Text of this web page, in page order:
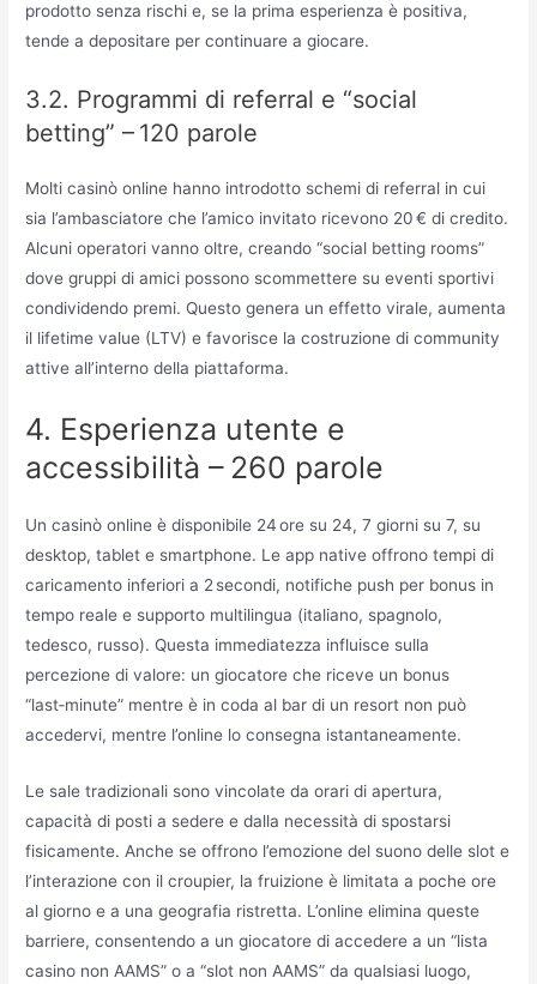
prodotto senza rischi e, se la prima esperienza è positiva,
tende a depositare per continuare a giocare.
3.2. Programmi di referral e “social
betting” – 120 parole
Molti casinò online hanno introdotto schemi di referral in cui
sia l’ambasciatore che l’amico invitato ricevono 20 € di credito.
Alcuni operatori vanno oltre, creando “social betting rooms”
dove gruppi di amici possono scommettere su eventi sportivi
condividendo premi. Questo genera un effetto virale, aumenta
il lifetime value (LTV) e favorisce la costruzione di community
attive all’interno della piattaforma.
4. Esperienza utente e
accessibilità – 260 parole
Un casinò online è disponibile 24 ore su 24, 7 giorni su 7, su
desktop, tablet e smartphone. Le app native offrono tempi di
caricamento inferiori a 2 secondi, notifiche push per bonus in
tempo reale e supporto multilingua (italiano, spagnolo,
tedesco, russo). Questa immediatezza influisce sulla
percezione di valore: un giocatore che riceve un bonus
“last‑minute” mentre è in coda al bar di un resort non può
accedervi, mentre l’online lo consegna istantaneamente.
Le sale tradizionali sono vincolate da orari di apertura,
capacità di posti a sedere e dalla necessità di spostarsi
fisicamente. Anche se offrono l’emozione del suono delle slot e
l’interazione con il croupier, la fruizione è limitata a poche ore
al giorno e a una geografia ristretta. L’online elimina queste
barriere, consentendo a un giocatore di accedere a un “lista
casino non AAMS” o a “slot non AAMS” da qualsiasi luogo,